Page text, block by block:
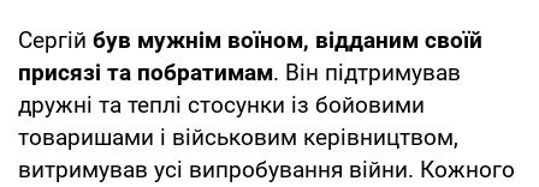
Сергій був мужнім воїном, відданим своїй
присязі та побратимам. Він підтримував
дружні та теплі стосунки із бойовими
товаришами і військовим керівництвом,
витримував усі випробування війни. Кожного